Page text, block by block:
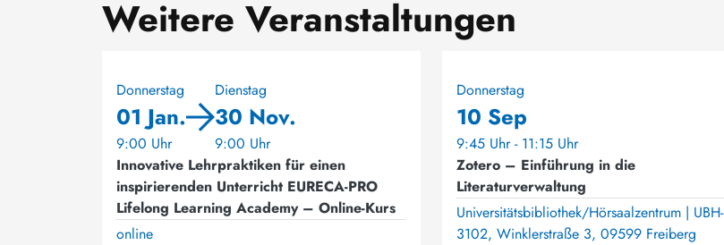
Weitere Veranstaltungen
Donnerstag
01 Jan.
9:00 Uhr
Dienstag
30 Nov.
9:00 Uhr
Innovative Lehrpraktiken für einen
inspirierenden Unterricht EURECA-PRO
Lifelong Learning Academy – Online-Kurs
online
Donnerstag
10 Sep
9:45 Uhr - 11:15 Uhr
Zotero – Einführung in die
Literaturverwaltung
Universitätsbibliothek/Hörsaalzentrum | UBH-
3102, Winklerstraße 3, 09599 Freiberg